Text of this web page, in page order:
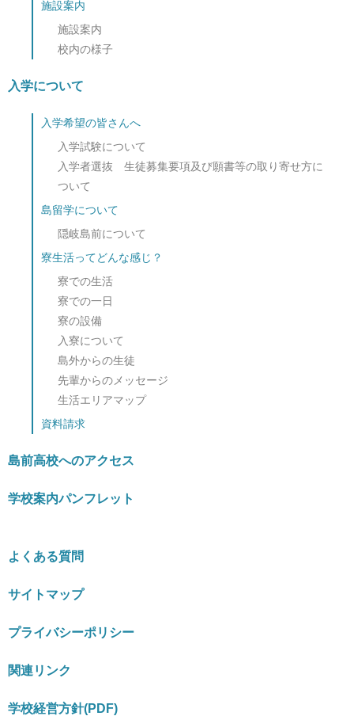
施設案内
施設案内
校内の様子
入学について
入学希望の皆さんへ
入学試験について
入学者選抜 生徒募集要項及び願書等の取り寄せ方に
ついて
島留学について
隠岐島前について
寮生活ってどんな感じ？
寮での生活
寮での一日
寮の設備
入寮について
島外からの生徒
先輩からのメッセージ
生活エリアマップ
資料請求
島前高校へのアクセス
学校案内パンフレット
よくある質問
サイトマップ
プライバシーポリシー
関連リンク
学校経営方針(PDF)